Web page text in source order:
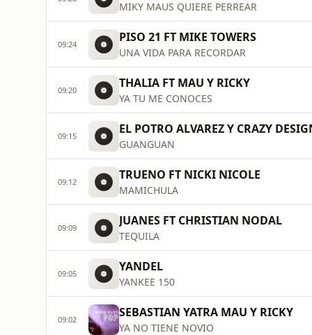
MIKY MAUS QUIERE PERREAR
09:24 PISO 21 FT MIKE TOWERS
UNA VIDA PARA RECORDAR
09:20 THALIA FT MAU Y RICKY
YA TU ME CONOCES
09:15 EL POTRO ALVAREZ Y CRAZY
GUANGUAN
09:12 TRUENO FT NICKI NICOLE
MAMICHULA
09:09 JUANES FT CHRISTIAN NODAL
TEQUILA
09:05 YANDEL
YANKEE 150
09:02 SEBASTIAN YATRA MAU Y RICKY
YA NO TIENE NOVIO